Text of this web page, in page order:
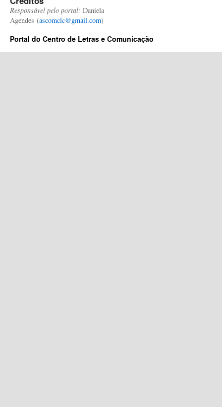
Responsável pelo portal: Daniela
Agendes (ascomclc@gmail.com)
Portal do Centro de Letras e Comunicação